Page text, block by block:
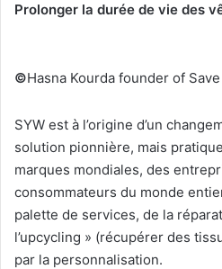
Prolonger la durée de vie des
©Hasna Kourda founder of
SYW est à l’origine d’un
solution pionnière, mais
marques mondiales, des
consommateurs du monde
palette de services, de la
l’upcycling » (récupérer des
par la personnalisation.